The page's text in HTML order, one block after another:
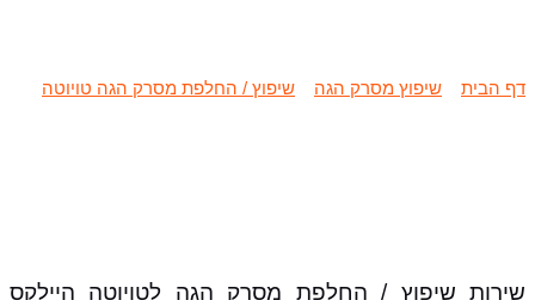
דף הבית שיפוץ מסרק הגה שיפוץ / החלפת מסרק הגה טויוטה
שירות שיפוץ / החלפת מסרק הגה לטויוטה היילקס